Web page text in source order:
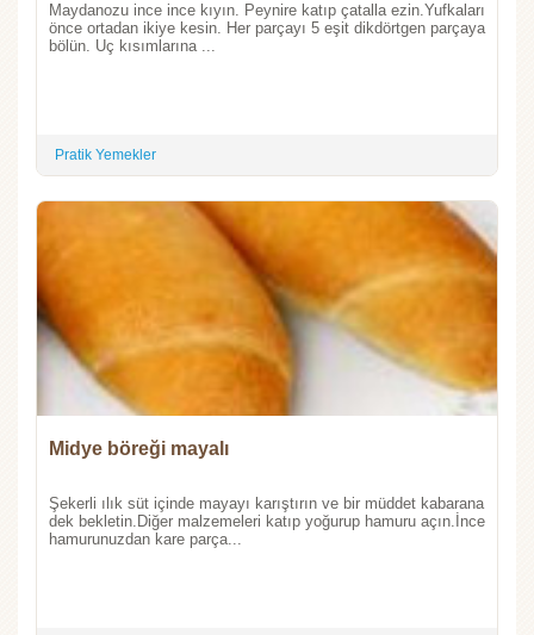
Maydanozu ince ince kıyın. Peynire katıp çatalla ezin.Yufkaları
önce ortadan ikiye kesin. Her parçayı 5 eşit dikdörtgen parçaya
bölün. Uç kısımlarına ...
Pratik Yemekler
Midye böreği mayalı
Şekerli ılık süt içinde mayayı karıştırın ve bir müddet kabarana
dek bekletin.Diğer malzemeleri katıp yoğurup hamuru açın.İnce
hamurunuzdan kare parça...